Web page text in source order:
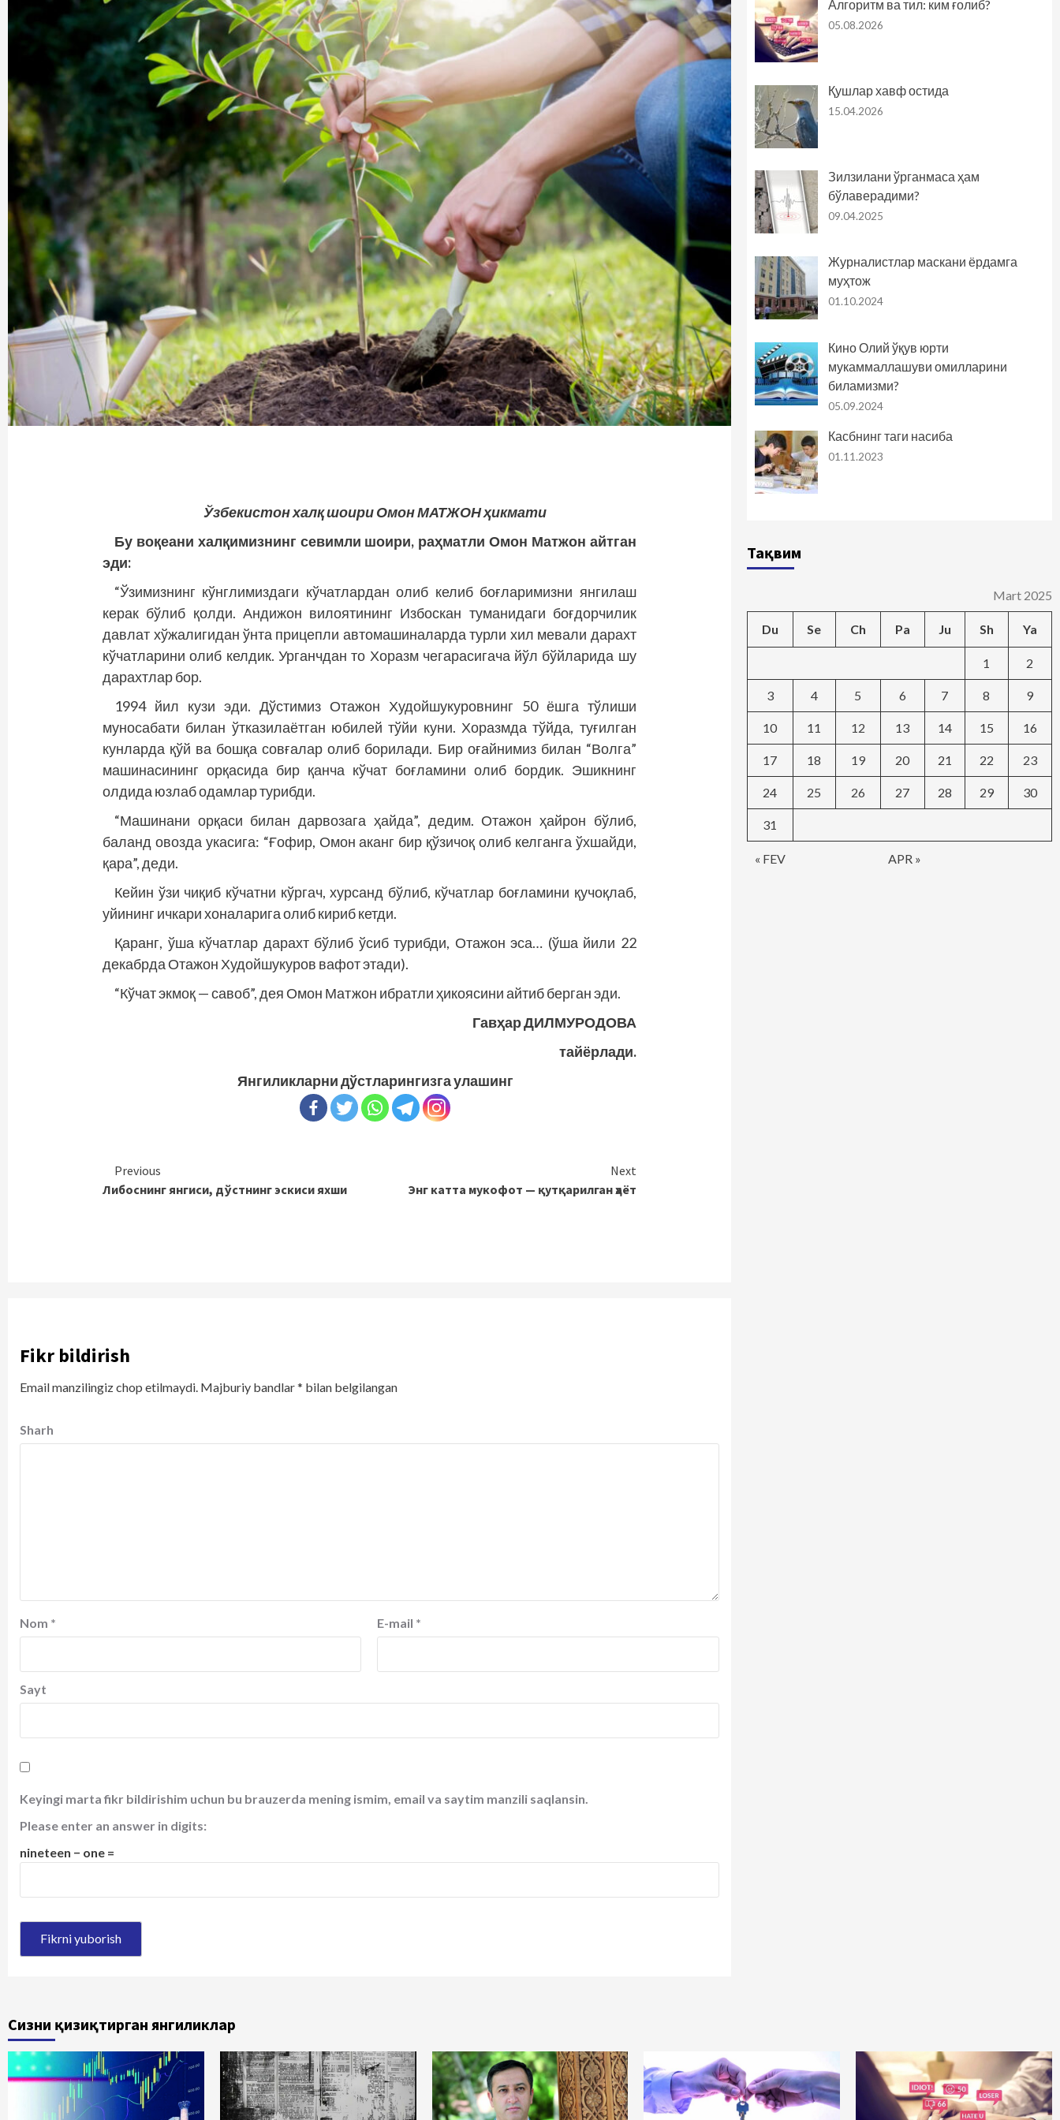
Ўзбекистон халқ шоири Омон МАТЖОН ҳикмати
Бу воқеани халқимизнинг севимли шоири, раҳматли Омон Матжон айтган
эди:
“Ўзимизнинг кўнглимиздаги кўчатлардан олиб келиб боғларимизни янгилаш
керак бўлиб қолди. Андижон вилоятининг Избоскан туманидаги боғдорчилик
давлат хўжалигидан ўнта прицепли автомашиналарда турли хил мевали дарахт
кўчатларини олиб келдик. Урганчдан то Хоразм чегарасигача йўл бўйларида шу
дарахтлар бор.
1994 йил кузи эди. Дўстимиз Отажон Худойшукуровнинг 50 ёшга тўлиши
муносабати билан ўтказилаётган юбилей тўйи куни. Хоразмда тўйда, туғилган
кунларда қўй ва бошқа совғалар олиб борилади. Бир оғайнимиз билан “Волга”
машинасининг орқасида бир қанча кўчат боғламини олиб бордик. Эшикнинг
олдида юзлаб одамлар турибди.
“Машинани орқаси билан дарвозага ҳайда”, дедим. Отажон ҳайрон бўлиб,
баланд овозда укасига: “Ғофир, Омон аканг бир қўзичоқ олиб келганга ўхшайди,
қара”, деди.
Кейин ўзи чиқиб кўчатни кўргач, хурсанд бўлиб, кўчатлар боғламини қучоқлаб,
уйининг ичкари хоналарига олиб кириб кетди.
Қаранг, ўша кўчатлар дарахт бўлиб ўсиб турибди, Отажон эса… (ўша йили 22
декабрда Отажон Худойшукуров вафот этади).
“Кўчат экмоқ — савоб”, дея Омон Матжон ибратли ҳикоясини айтиб берган эди.
Гавҳар ДИЛМУРОДОВА
тайёрлади.
Янгиликларни дўстларингизга улашинг
Continue
Reading
Previous
Либоснинг янгиси, дўстнинг эскиси яхши
Next
Энг катта мукофот — қутқарилган ҳаёт
Fikr bildirish
Email manzilingiz chop etilmaydi. Majburiy bandlar* bilan belgilangan
Sharh
Nom * E-mail *
Sayt
Keyingi marta fikr bildirishim uchun bu brauzerda mening ismim, email va saytim manzili saqlansin.
Please enter an answer in digits:
nineteen − one =
Алгоритм ва тил: ким ғолиб?
05.08.2026
Қушлар хавф остида
15.04.2026
Зилзилани ўрганмаса ҳам
бўлаверадими?
09.04.2025
Журналистлар маскани ёрдамга
муҳтож
01.10.2024
Кино Олий ўқув юрти
мукаммаллашуви омилларини
биламизми?
05.09.2024
Касбнинг таги насиба
01.11.2023
Тақвим
Mart 2025
Du Se Ch Pa Ju Sh Ya
« FEV APR »
1 2
3 4 5 6 7 8 9
10 11 12 13 14 15 16
17 18 19 20 21 22 23
24 25 26 27 28 29 30
31
Сизни қизиқтирган янгиликлар